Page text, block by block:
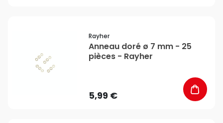
Rayher
Anneau doré ø 7 mm - 25
pièces - Rayher
5,99 €